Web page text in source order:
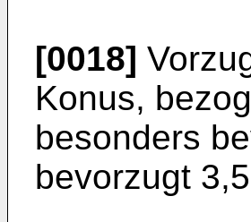
[0018]
Konus,
besonders
bevorzugt